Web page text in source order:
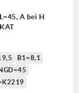
A bei H
B1=8,1